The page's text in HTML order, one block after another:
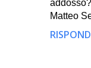
Matteo